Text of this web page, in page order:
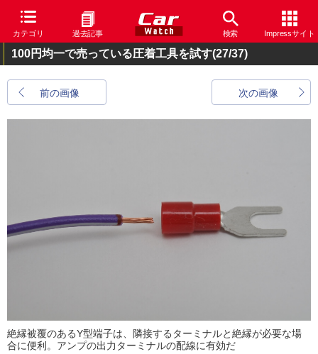
カテゴリ 過去記事 検索 Impressサイト
100円均一で売っている圧着工具を試す(27/37)
前の画像 次の画像
絶縁被覆のあるY型端子は、隣接するターミナルと絶縁が必要な場
合に便利。アンプの出力ターミナルの配線に有効だ